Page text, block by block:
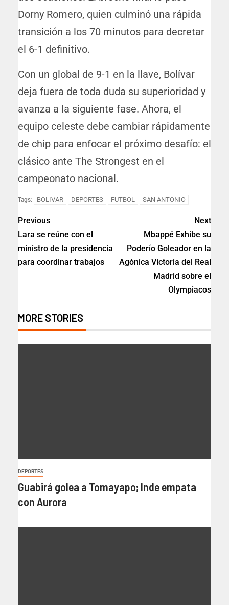
Dorny Romero, quien culminó una rápida
transición a los 70 minutos para decretar
el 6-1 definitivo.
Con un global de 9-1 en la llave, Bolívar
deja fuera de toda duda su superioridad y
avanza a la siguiente fase. Ahora, el
equipo celeste debe cambiar rápidamente
de chip para enfocar el próximo desafío: el
clásico ante The Strongest en el
campeonato nacional.
Tags: BOLIVAR DEPORTES FUTBOL SAN ANTONIO
Previous
Lara se reúne con el
ministro de la presidencia
para coordinar trabajos
Next
Mbappé Exhibe su
Poderío Goleador en la
Agónica Victoria del Real
Madrid sobre el
Olympiacos
MORE STORIES
DEPORTES
Guabirá golea a Tomayapo; Inde empata
con Aurora